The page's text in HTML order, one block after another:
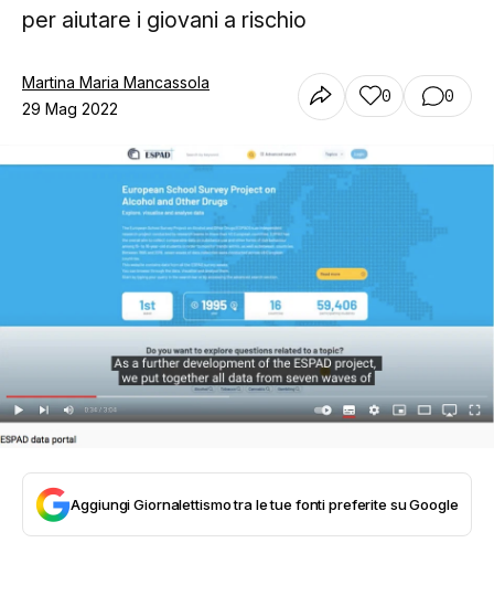
Contatti
per aiutare i giovani a rischio
Martina Maria Mancassola
29 Mag 2022
0 0
Aggiungi Giornalettismo tra le tue fonti preferite su Google